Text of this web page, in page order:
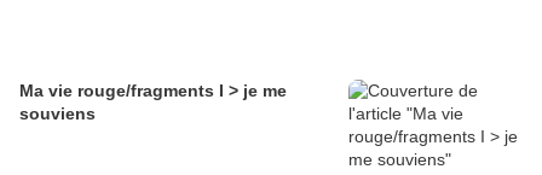
Ma vie rouge/fragments I > je me
souviens